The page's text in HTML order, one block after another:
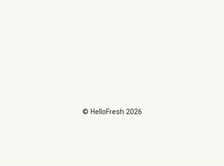
© HelloFresh 2026